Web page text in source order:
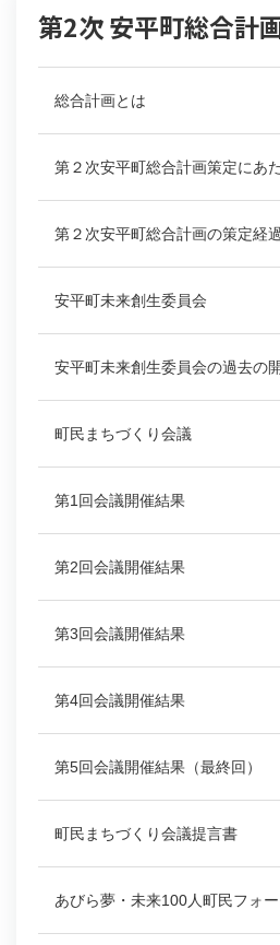
第2次 安平町総合計
総合計画とは
第２次安平町総合計画策定にあ
第２次安平町総合計画の策定経
安平町未来創生委員会
安平町未来創生委員会の過去の
町民まちづくり会議
第1回会議開催結果
第2回会議開催結果
第3回会議開催結果
第4回会議開催結果
第5回会議開催結果（最終回）
町民まちづくり会議提言書
あびら夢・未来100人町民フォ